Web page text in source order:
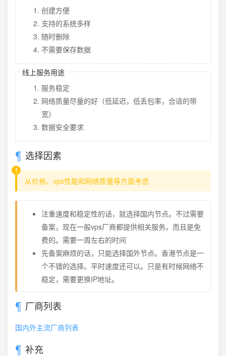
创建方便
支持的系统多样
随时删除
不需要保存数据
线上服务用途
服务稳定
网络质量尽量的好（低延迟，低丢包率，合适的带
宽）
数据安全要求
选择因素
从价格、vps性能和网络质量等方面考虑
注重速度和稳定性的话，就选择国内节点。不过需要
备案，现在一般vps厂商都提供相关服务。而且是免
费的。需要一周左右的时间
先备案麻烦的话，只能选择国外节点。香港节点是一
个不错的选择。平时速度还可以。只是有时候网络不
稳定，需要更换IP地址。
厂商列表
国内外主流厂商列表
补充